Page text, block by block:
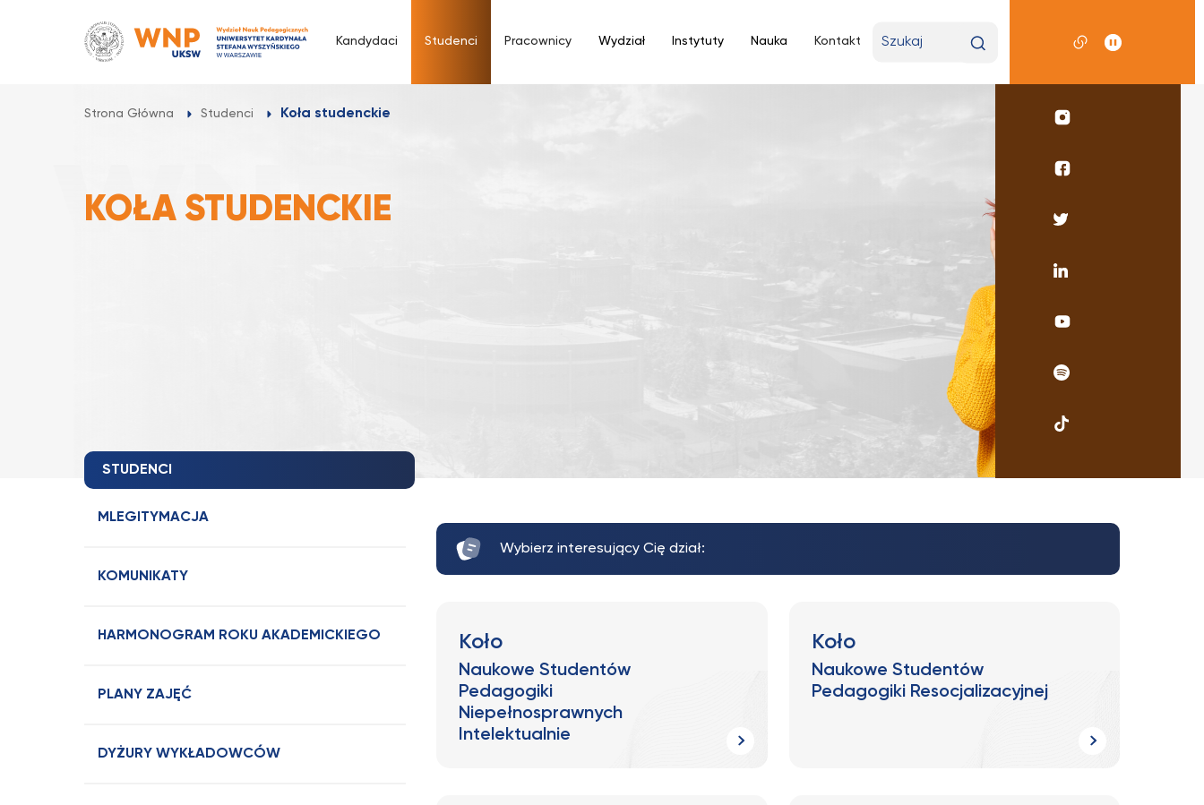
Kandydaci Studenci Pracownicy Wydział Instytuty Nauka Kontakt
wyszukiwaną
Strona Główna Studenci Koła studenckie
KOŁA STUDENCKIE
Profil
Profil
Profil
Profil
Linkedin
UKSW
UKSW
UKSW
STUDENCI
MLEGITYMACJA
KOMUNIKATY
HARMONOGRAM ROKU AKADEMICKIEGO
PLANY ZAJĘĆ
DYŻURY WYKŁADOWCÓW
Wybierz interesujący Cię dział:
Koło
Naukowe Studentów
Pedagogiki
Niepełnosprawnych
Intelektualnie
Koło
Naukowe Studentów
Pedagogiki Resocjalizacyjnej